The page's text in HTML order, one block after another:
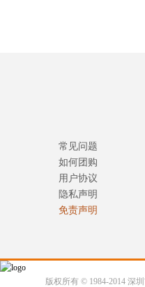
常见问题
如何团购
用户协议
隐私声明
免责声明
版权所有 © 1984-2014 深